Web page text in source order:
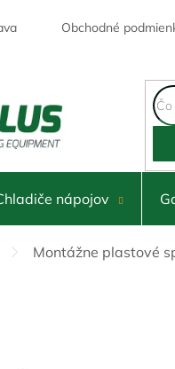
Obchodné
nápojov
Montážne plastové